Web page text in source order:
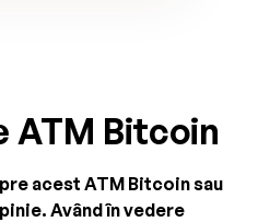
ATM Bitcoin
acest ATM Bitcoin sau
Având în vedere